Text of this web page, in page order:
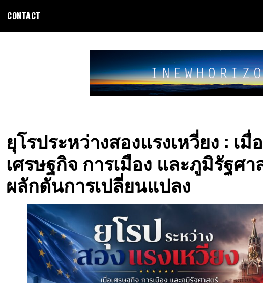
CONTACT
ยุโรประหว่างสองแรงเหวี่ยง : เมื่อ
เศรษฐกิจ การเมือง และภูมิรัฐศา
ผลักดันการเปลี่ยนแปลง